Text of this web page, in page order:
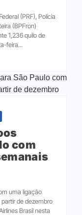
(PRF), Polícia
(BPFron)
1,236 quilo de
feira...
com
uma ligação
de dezembro
Brasil nesta